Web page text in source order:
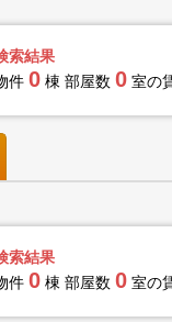
索結果
件 0 棟 部屋数 0 室の
索結果
件 0 棟 部屋数 0 室の